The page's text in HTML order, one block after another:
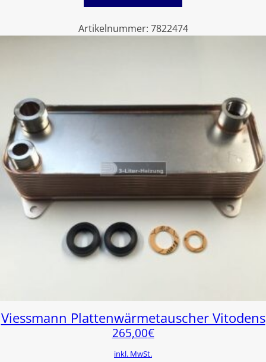
Artikelnummer: 7822474
Viessmann Plattenwärmetauscher Vitodens
265,00€
inkl. MwSt.